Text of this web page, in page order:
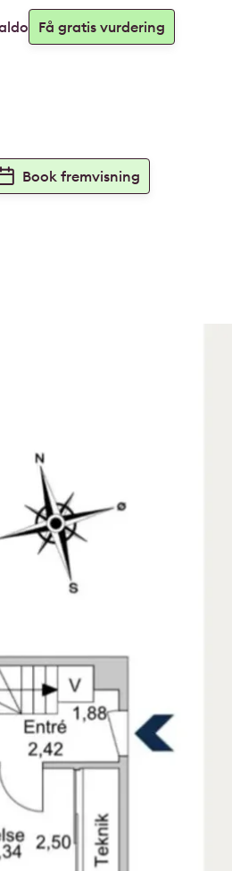
Få gratis vurdering
Book fremvisning